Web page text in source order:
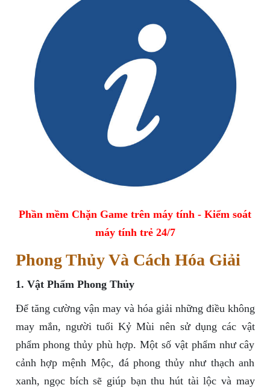
Phần mềm Chặn Game trên máy tính - Kiểm soát
máy tính trẻ 24/7
Phong Thủy Và Cách Hóa Giải
1. Vật Phẩm Phong Thủy
Để tăng cường vận may và hóa giải những điều không
may mắn, người tuổi Kỷ Mùi nên sử dụng các vật
phẩm phong thủy phù hợp. Một số vật phẩm như cây
cảnh hợp mệnh Mộc, đá phong thủy như thạch anh
xanh, ngọc bích sẽ giúp bạn thu hút tài lộc và may